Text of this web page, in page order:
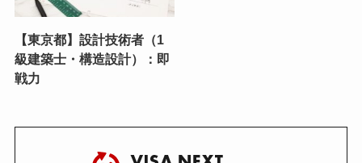
【東京都】設計技術者（1
級建築士・構造設計）：即
戦力